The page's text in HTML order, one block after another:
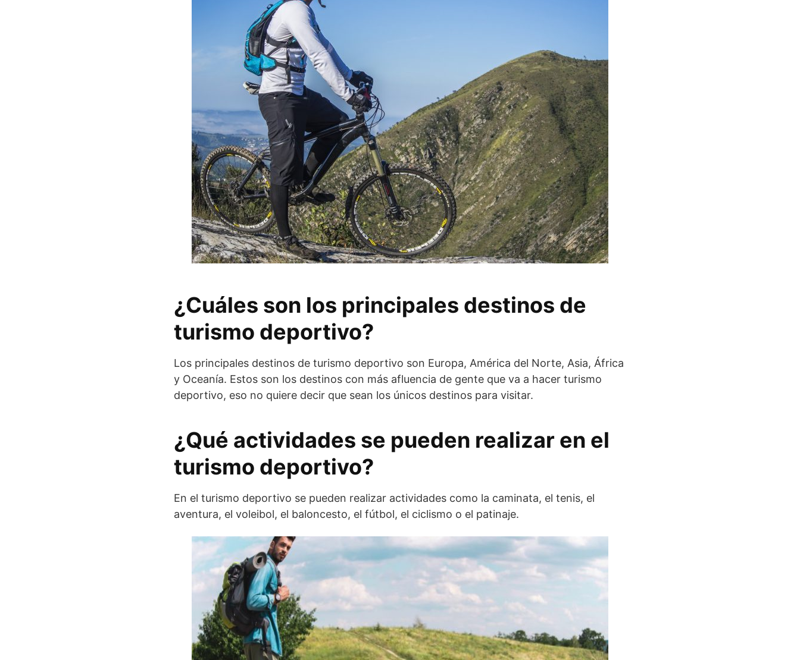
¿Cuáles son los principales destinos de
turismo deportivo?
Los principales destinos de turismo deportivo son Europa, América del Norte, Asia, África
y Oceanía. Estos son los destinos con más afluencia de gente que va a hacer turismo
deportivo, eso no quiere decir que sean los únicos destinos para visitar.
¿Qué actividades se pueden realizar en el
turismo deportivo?
En el turismo deportivo se pueden realizar actividades como la caminata, el tenis, el
aventura, el voleibol, el baloncesto, el fútbol, el ciclismo o el patinaje.